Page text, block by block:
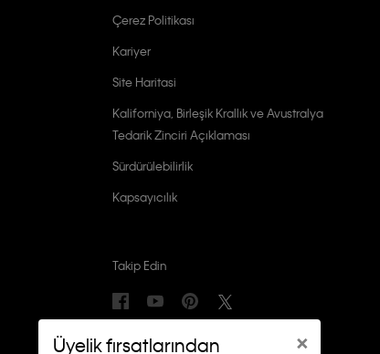
×
Üyelik fırsatlarından
Çerez Politikası
Kariyer
Site Haritasi
Kaliforniya, Birleşik Krallık ve Avustralya
Tedarik Zinciri Açıklaması
Sürdürülebilirlik
Kapsayıcılık
Takip Edin